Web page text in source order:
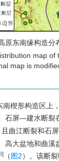
原东南缘构造分
map
map is
南楔形构造区
石屏—建水断
曲江断裂和石
高大盆地和曲
] （图2）。该断